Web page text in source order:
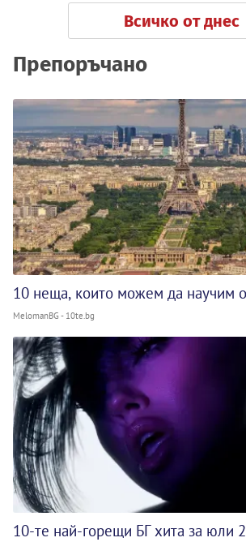
Всичко от днес
Препоръчано
10 неща, които можем да научим
MelomanBG - 10te.bg
10-те най-горещи БГ хита за юли